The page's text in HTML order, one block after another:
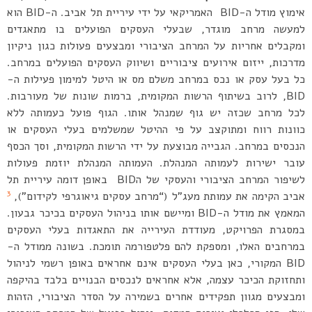
אימוץ מודל ה-BID האמריקאי על ידי עיריית תל אביב. ה-BID הוא
למעשה מרחב מוגדר, שבעלי העסקים הפועלים בו מתאגדים
ומקבלים אחריות על המרחב הציבורי ומבצעים פעולות כגון ניקיון
מדרכות, ייזום אירועים ציבוריים ושיווק העסקים הפועלים במרחב.
כל בעל עסק או נכס במרחב משלם מס או היטל למימון פעילות ה-
BID, לרוב בשיתוף הרשות המקומית, ברמות שונות של מעורבות.
לכל מרחב שכזה יש גוף שמנהל אותו. הגוף פועל כעמותה ללא
כוונות רווח ומתוקצב על פי ההיטל שמשלמים בעלי העסקים או
הנכסים במרחב. הגבייה מבוצעת על ידי הרשות המקומית, וסך הכסף
עובר ישירות לעמותה המנהלת. העמותה המנהלת יוזמת פעולות
לשיפור המרחב הציבורי והעסקי של הBID באופן דומה עיריית תל
אביב הקימה את עמותת מעג”ל (“מרחב עסקים גיאוגרפי לקידום”), 3
המאמץ את מודל ה-BID ומיישם אותו בניהול העסקים בכיכר גבעון.
במסגרת הפרויקט, מעודדת העירייה את התאגדות בעלי העסקים
במרחבים האלו, ומספקת להם פלטפורמה תומכת. בשונה ממודל ה-
BID המקורי, כאן בעלי העסקים אינם אחראים באופן רשמי לניהול
ותחזוקת הכיכר עצמה, אלא אחראים לנכסים הבנויים בלבד בהיקפה
ומבצעים מגוון תפקידים אחרים בשמירה על הסדר הציבורי, הזהות